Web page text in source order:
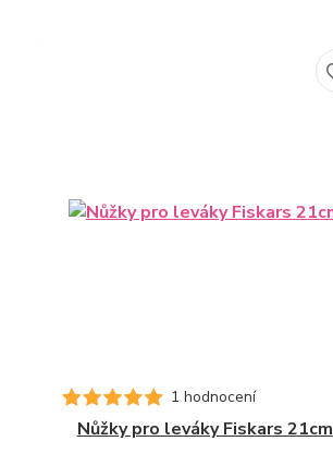
1 hodnocení
Nůžky pro leváky Fiskars 21cm